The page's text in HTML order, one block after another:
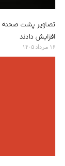
افزایش دادند
۱۶ مرداد ۱۴۰۵